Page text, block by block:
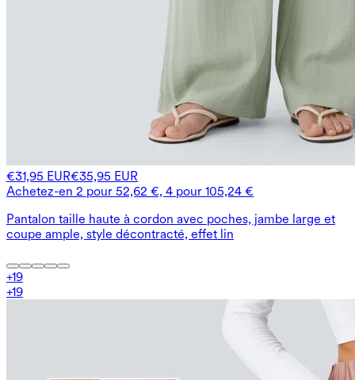
€31,95 EUR€35,95 EUR
Achetez-en 2 pour 52,62 €, 4 pour 105,24 €
Pantalon taille haute à cordon avec poches, jambe large et
coupe ample, style décontracté, effet lin
+19
+19